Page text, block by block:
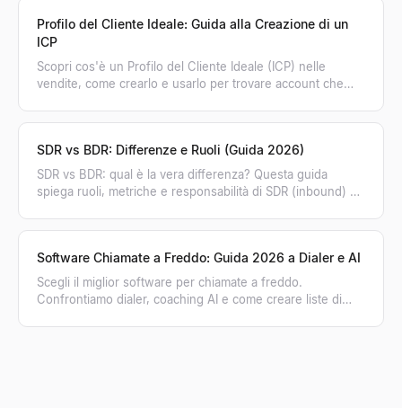
Profilo del Cliente Ideale: Guida alla Creazione di un
ICP
Scopri cos'è un Profilo del Cliente Ideale (ICP) nelle
vendite, come crearlo e usarlo per trovare account che
SDR vs BDR: Differenze e Ruoli (Guida 2026)
SDR vs BDR: qual è la vera differenza? Questa guida
spiega ruoli, metriche e responsabilità di SDR (inbound) e
Software Chiamate a Freddo: Guida 2026 a Dialer e AI
Scegli il miglior software per chiamate a freddo.
Confrontiamo dialer, coaching AI e come creare liste di